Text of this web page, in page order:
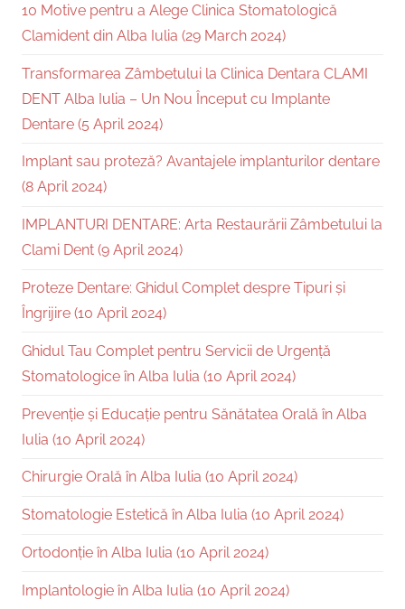
10 Motive pentru a Alege Clinica Stomatologică
Clamident din Alba Iulia (29 March 2024)
Transformarea Zâmbetului la Clinica Dentara CLAMI
DENT Alba Iulia – Un Nou Început cu Implante
Dentare (5 April 2024)
Implant sau proteză? Avantajele implanturilor dentare
(8 April 2024)
IMPLANTURI DENTARE: Arta Restaurării Zâmbetului la
Clami Dent (9 April 2024)
Proteze Dentare: Ghidul Complet despre Tipuri și
Îngrijire (10 April 2024)
Ghidul Tau Complet pentru Servicii de Urgență
Stomatologice în Alba Iulia (10 April 2024)
Prevenție și Educație pentru Sănătatea Orală în Alba
Iulia (10 April 2024)
Chirurgie Orală în Alba Iulia (10 April 2024)
Stomatologie Estetică în Alba Iulia (10 April 2024)
Ortodonție în Alba Iulia (10 April 2024)
Implantologie în Alba Iulia (10 April 2024)